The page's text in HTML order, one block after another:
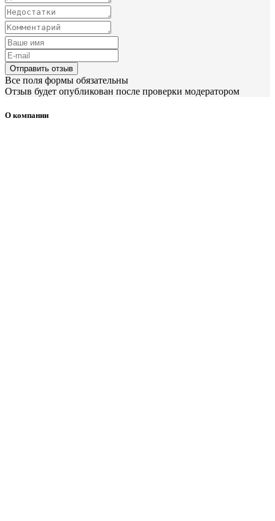
Отправить отзыв
Все поля формы обязательны
Отзыв будет опубликован после проверки модератором
О компании